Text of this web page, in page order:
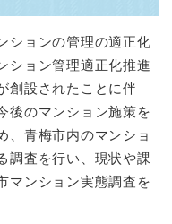
ションの管理の適正化
ション管理適正化推進
創設されたことに伴
後のマンション施策を
、青梅市内のマンショ
調査を行い、現状や課
マンション実態調査を